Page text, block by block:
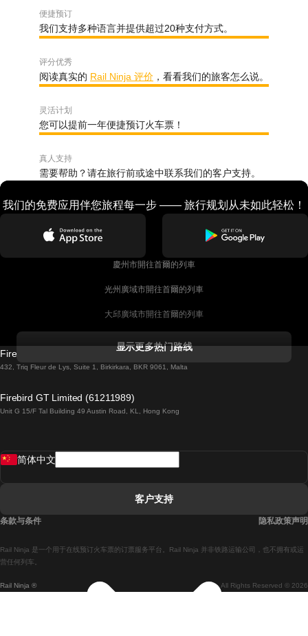
便捷预订
我们支持多种语言并提供超过20种支付方式。
评分优秀
阅读真实的 Rail Ninja 评价 ，看看我们的旅客怎么说。
灵活计划
您可以提前一年便捷预订火车票！
真人支持
需要帮助？请在旅行前或途中联系我们的客户支持。
我们的免费应用伴您旅程每一步 —— 旅行规划从未如此轻松！
慶州市開往首爾的列車
光州廣域市開往首爾的列車
大邱廣域市開往首爾的列車
都柏林開往戈尔韦的列車
羅馬開往拿坡里的列車
馬德里開往巴塞罗那的列車
显示更多热门路线
Firebird GT Limited (OC 1451)
432, Triq Fleur de Lys, Suite 1, Birkirkara, BKR 9061, Malta
Firebird GT Limited (61211989)
Unit G 15/F Tal Building 49 Austin Road, KL, Hong Kong
Rail Ninja ® All Rights Reserved © 2026
Rail Ninja 是一个用于在线预订火车票的订票服务平台。Rail Ninja 并非铁路运输公司，也不拥有或运
营任何列车。
简体中文
客户支持
条款与条件 隐私政策声明